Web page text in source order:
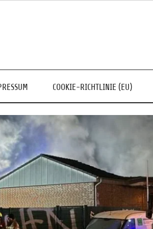
COOKIE-RICHTLINIE (EU)